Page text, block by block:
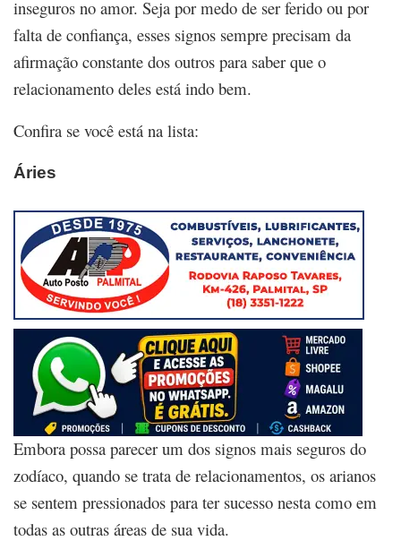
inseguros no amor. Seja por medo de ser ferido ou por
falta de confiança, esses signos sempre precisam da
afirmação constante dos outros para saber que o
relacionamento deles está indo bem.
Confira se você está na lista:
Áries
Embora possa parecer um dos signos mais seguros do
zodíaco, quando se trata de relacionamentos, os arianos
se sentem pressionados para ter sucesso nesta como em
todas as outras áreas de sua vida.